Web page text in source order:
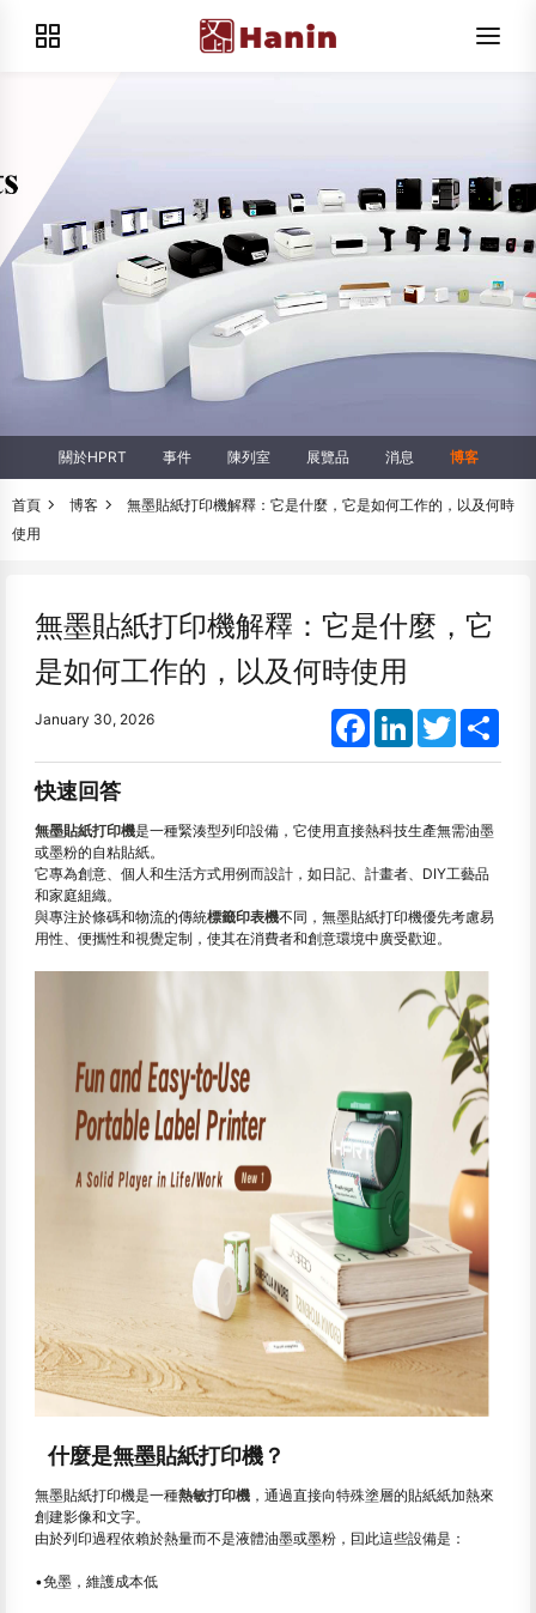
關於HPRT 事件 陳列室 展覽品 消息 博客
首頁 博客
無墨貼紙打印機解釋：它是什麼，它是如何工作的，以及何時
使用
無墨貼紙打印機解釋：它是什麼，它
是如何工作的，以及何時使用
January 30, 2026 FacebookLinkedInTwitter
快速回答
無墨貼紙打印機是一種緊湊型列印設備，它使用直接熱科技生產無需油墨
或墨粉的自粘貼紙。
它專為創意、個人和生活方式用例而設計，如日記、計畫者、DIY工藝品
和家庭組織。
與專注於條碼和物流的傳統標籤印表機不同，無墨貼紙打印機優先考慮易
用性、便攜性和視覺定制，使其在消費者和創意環境中廣受歡迎。
什麼是無墨貼紙打印機？
無墨貼紙打印機是一種熱敏打印機 ，通過直接向特殊塗層的貼紙紙加熱來
創建影像和文字。
由於列印過程依賴於熱量而不是液體油墨或墨粉，囙此這些設備是：
•免墨，維護成本低